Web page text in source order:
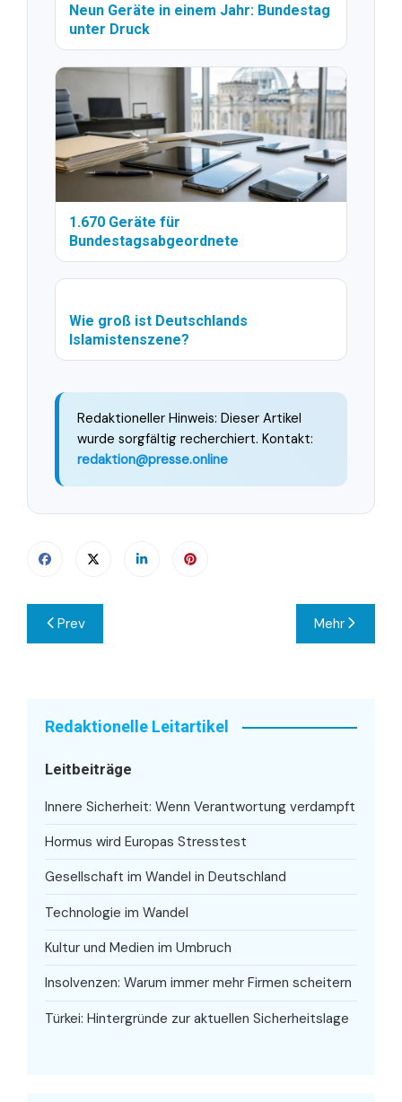
Neun Geräte in einem Jahr: Bundestag
unter Druck
1.670 Geräte für
Bundestagsabgeordnete
Wie groß ist Deutschlands
Islamistenszene?
Redaktioneller Hinweis: Dieser Artikel
wurde sorgfältig recherchiert. Kontakt:
redaktion@presse.online
Beitragsnavigation
Prev Mehr
Redaktionelle Leitartikel
Leitbeiträge
Innere Sicherheit: Wenn Verantwortung verdampft
Hormus wird Europas Stresstest
Gesellschaft im Wandel in Deutschland
Technologie im Wandel
Kultur und Medien im Umbruch
Insolvenzen: Warum immer mehr Firmen scheitern
Türkei: Hintergründe zur aktuellen Sicherheitslage